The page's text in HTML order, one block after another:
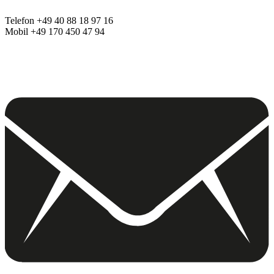
Telefon +49 40 88 18 97 16
Mobil +49 170 450 47 94